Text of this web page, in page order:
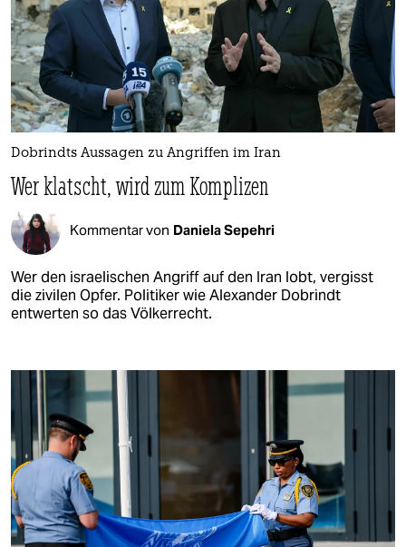
Dobrindts Aussagen zu Angriffen im Iran
Wer klatscht, wird zum Komplizen
Kommentar von Daniela Sepehri
Wer den israelischen Angriff auf den Iran lobt, vergisst
die zivilen Opfer. Politiker wie Alexander Dobrindt
entwerten so das Völkerrecht.